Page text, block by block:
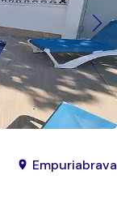
Empuriabrava